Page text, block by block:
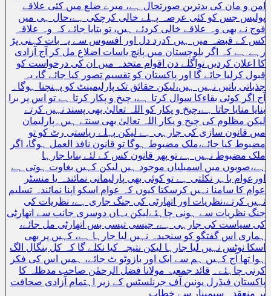
امن و مان کی بدترین صورتحال ہے، میرے ضلع میں کئی علاقے
پولیس جس کو کئی عرصہ پہلے خالی کرچکی ہے،حال ہی میں
فوج نے بھی وہ علاقے خالی کردئے ہیں، تو بتایا جائے کہ وہ علاقہ
کس کے قبضہ میں ہیں ؟درد دل اور افسوس سے یہ بات کہنی پڑ
رہے ہے کہ اگر بلوچستان میں پانچ یاسات اضلاع مل کر آج آزادی
کا اعلان کردیں تواگلے دن اقوام متحدہ میں ان کی درخواست کو
قبول کرلیا جائے گا اور پاکستان کو تقسیم تصور کیا جائے گا، یہ
جذباتی باتیں نہیں ہیں،لیکن حقائق تک پارلیمینٹ کو پہنچنا ہوگا۔
آج اگر کوئی بقاءکا سوال کرتا ہے، چیخ و پکار کرتا ہے تو اس پر برا
بنایا منایا جاتا ہے،چیخ و پکار کو اللہ تعالیٰ بھی پسند نہیں کرتے
لیکن مظلوم کی چیخ و پکار اللہ تعالیٰ بھی سنتے ہیں۔پارلیمان
میں قانون سازی کی جارہی ہے لیکن پہلے ریاستی رٹ کو تو
مضبوط کیا جائے،ملک مضبوط ہوگا تو قانون نافذ العمل ہوگا، اگر
ملک مضبوط نہیں ہے تو پھر قانون کس کے لئے بنایا جارہا
ہے،صوبوں میں اسمبلیاں موجود ہیں لیکن کہیں بغاوت ہوتی ہے
اورعوام باہر نکلتی ہے تو کوئی بھی پارلیمانی نمائندہ یا منسٹر
عوام کا سامنا نہیں کرسکتا کیوں کہ عوام اسکو اپنا نمائندہ تسلیم
نہیں کرتے،نظریات اور اتھارٹی کی جنگ جاری ہے، نظریات کی
جنگ نظریات سے ہونی چاہئےلیکن یہاں دوسری جانب سے اتھارٹی
کی سیاست کی جارہی ہے، جیسی تیسی بس اتھارٹی مل جائے،
ہماری اس گفتگو کو سنجیدہ نہیں لیا جارہا ہے، کہیں پر بھی
اسکا نوٹس نہیں لیا جارہا لیکن نتیجہ کیا نکلے گا کہ کل بنگال الگ
ہوا تھا آج کہیں ہم سے ایک اور بازوٹو ٹ جائے، ہمیں اس کی فکر
کرنی چاہئے۔
قائد جمعیۃ مولانا فضل الرحمٰن صاحب مدظلہ کا
پاکستان فیڈرل یونین آف جرنلسٹس کے زیر اہتمام آزادی صحافت
پر منعقدہ سیمینار سے خطاب